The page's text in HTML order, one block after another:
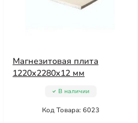
Магнезитовая плита
1220x2280x12 мм
В наличии
Код Товара: 6023